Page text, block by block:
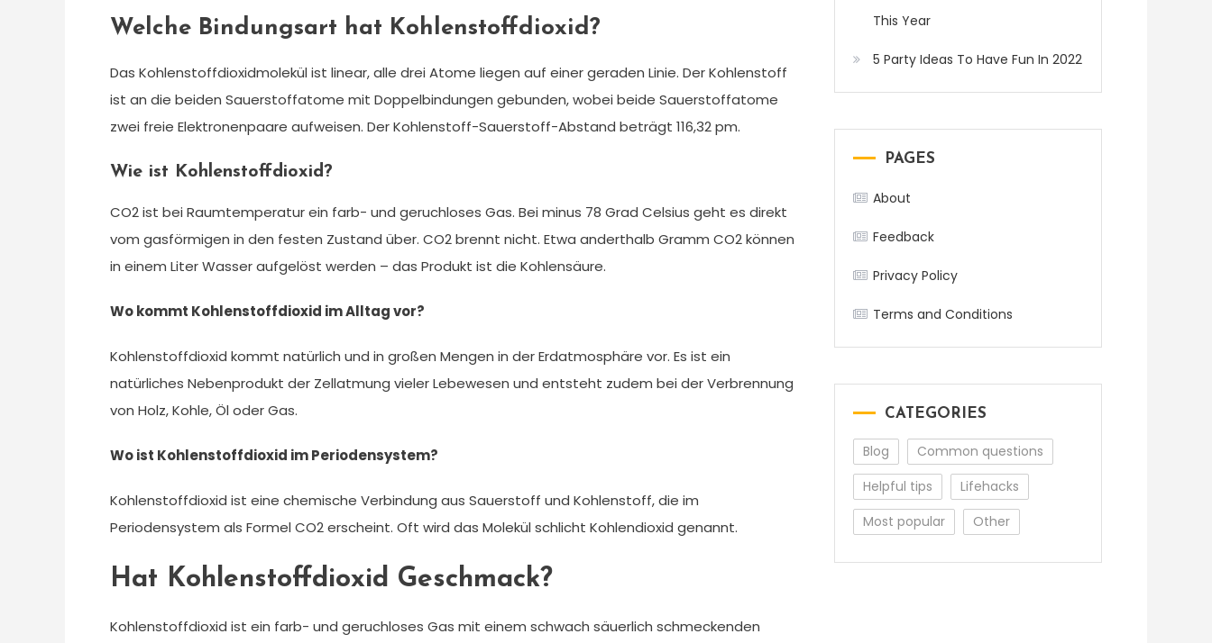
Welche Bindungsart hat Kohlenstoffdioxid?
Das Kohlenstoffdioxidmolekül ist linear, alle drei Atome liegen auf einer geraden Linie. Der Kohlenstoff
ist an die beiden Sauerstoffatome mit Doppelbindungen gebunden, wobei beide Sauerstoffatome
zwei freie Elektronenpaare aufweisen. Der Kohlenstoff-Sauerstoff-Abstand beträgt 116,32 pm.
Wie ist Kohlenstoffdioxid?
CO2 ist bei Raumtemperatur ein farb- und geruchloses Gas. Bei minus 78 Grad Celsius geht es direkt
vom gasförmigen in den festen Zustand über. CO2 brennt nicht. Etwa anderthalb Gramm CO2 können
in einem Liter Wasser aufgelöst werden – das Produkt ist die Kohlensäure.
Wo kommt Kohlenstoffdioxid im Alltag vor?
Kohlenstoffdioxid kommt natürlich und in großen Mengen in der Erdatmosphäre vor. Es ist ein
natürliches Nebenprodukt der Zellatmung vieler Lebewesen und entsteht zudem bei der Verbrennung
von Holz, Kohle, Öl oder Gas.
Wo ist Kohlenstoffdioxid im Periodensystem?
Kohlenstoffdioxid ist eine chemische Verbindung aus Sauerstoff und Kohlenstoff, die im
Periodensystem als Formel CO2 erscheint. Oft wird das Molekül schlicht Kohlendioxid genannt.
Hat Kohlenstoffdioxid Geschmack?
Kohlenstoffdioxid ist ein farb- und geruchloses Gas mit einem schwach säuerlich schmeckenden
This Year
5 Party Ideas To Have Fun In 2022
PAGES
About
Feedback
Privacy Policy
Terms and Conditions
CATEGORIES
Blog
Common questions
Helpful tips
Lifehacks
Most popular
Other